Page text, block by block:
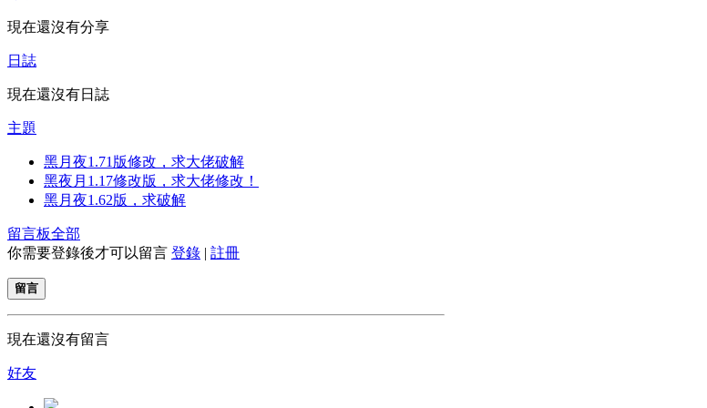
現在還沒有分享
日誌
現在還沒有日誌
主題
黑月夜1.71版修改，求大佬破解
黑夜月1.17修改版，求大佬修改！
黑月夜1.62版，求破解
留言板全部
你需要登錄後才可以留言 登錄 | 註冊
留言
現在還沒有留言
好友